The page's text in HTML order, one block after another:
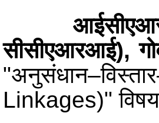
सीसीएआरआई),
Linkages)"